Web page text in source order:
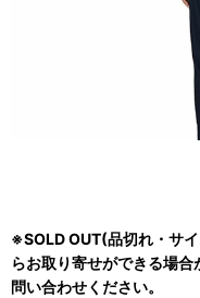
※SOLD OUT(品切れ・サ
らお取り寄せができる場
問い合わせください。